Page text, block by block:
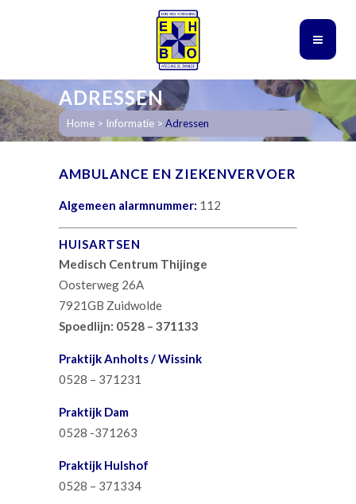
ADRESSEN
Home > Informatie > Adressen
AMBULANCE EN ZIEKENVERVOER
Algemeen alarmnummer: 112
HUISARTSEN
Medisch Centrum Thijinge
Oosterweg 26A
7921GB Zuidwolde
Spoedlijn: 0528 – 371133
Praktijk Anholts / Wissink
0528 – 371231
Praktijk Dam
0528 -371263
Praktijk Hulshof
0528 – 371334